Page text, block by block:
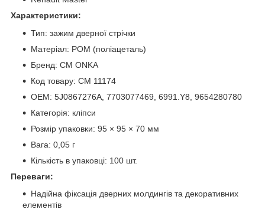
Характеристики:
Тип: зажим дверної стрічки
Матеріал: POM (поліацеталь)
Бренд: CM ONKA
Код товару: CM 11174
OEM: 5J0867276A, 7703077469, 6991.Y8, 9654280780
Категорія: кліпси
Розмір упаковки: 95 × 95 × 70 мм
Вага: 0,05 г
Кількість в упаковці: 100 шт.
Переваги:
Надійна фіксація дверних молдингів та декоративних
елементів